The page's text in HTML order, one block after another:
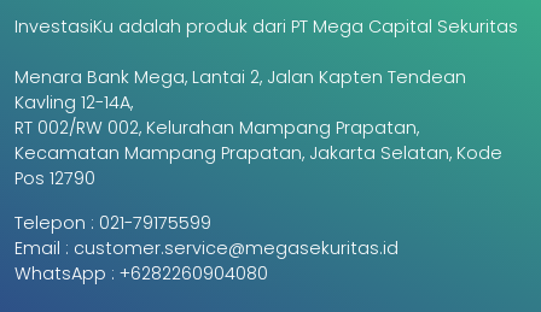
InvestasiKu adalah produk dari PT Mega Capital Sekuritas
Menara Bank Mega, Lantai 2, Jalan Kapten Tendean
Kavling 12-14A,
RT 002/RW 002, Kelurahan Mampang Prapatan,
Kecamatan Mampang Prapatan, Jakarta Selatan, Kode
Pos 12790
Telepon : 021-79175599
Email : customer.service@megasekuritas.id
WhatsApp : +6282260904080